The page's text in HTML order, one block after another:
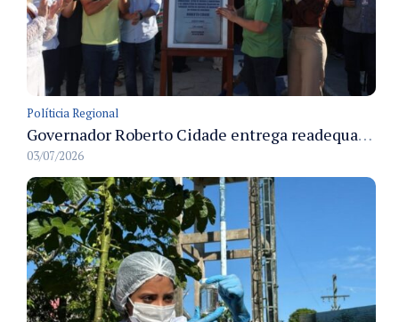
Políticia Regional
Governador Roberto Cidade entrega readequação do ambulatório da FCecon e amplia capacidade de atendimento oncológico em Manaus
03/07/2026